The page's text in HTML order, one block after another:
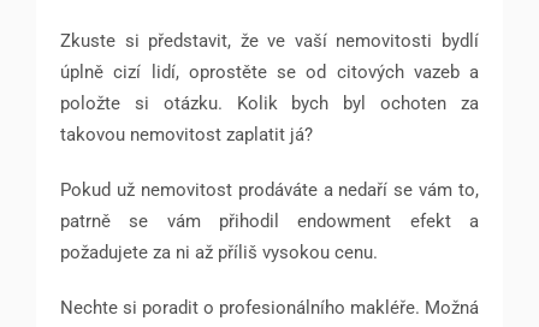
Zkuste si představit, že ve vaší nemovitosti bydlí
úplně cizí lidí, oprostěte se od citových vazeb a
položte si otázku. Kolik bych byl ochoten za
takovou nemovitost zaplatit já?
Pokud už nemovitost prodáváte a nedaří se vám to,
patrně se vám přihodil endowment efekt a
požadujete za ni až příliš vysokou cenu.
Nechte si poradit o profesionálního makléře. Možná